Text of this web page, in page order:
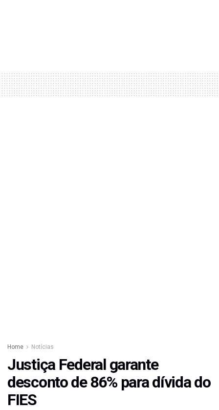
Home Notícias
Justiça Federal garante
desconto de 86% para dívida do
FIES